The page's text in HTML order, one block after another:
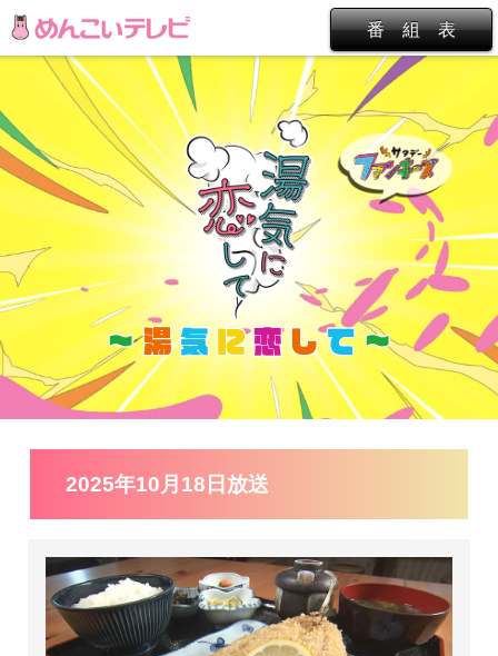
番 組 表
～ 湯 気 に 恋 し て ～
2025年10月18日放送